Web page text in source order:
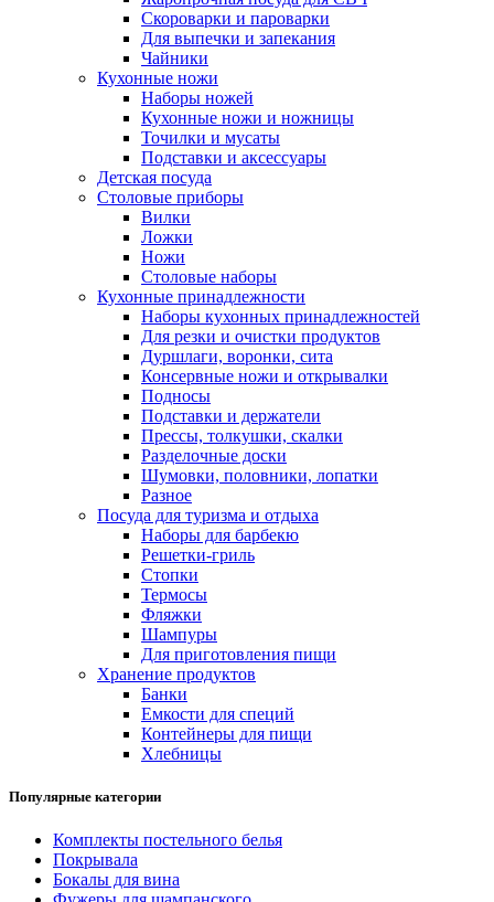
Скороварки и пароварки
Для выпечки и запекания
Чайники
Кухонные ножи
Наборы ножей
Кухонные ножи и ножницы
Точилки и мусаты
Подставки и аксессуары
Детская посуда
Столовые приборы
Вилки
Ложки
Ножи
Столовые наборы
Кухонные принадлежности
Наборы кухонных принадлежностей
Для резки и очистки продуктов
Дуршлаги, воронки, сита
Консервные ножи и открывалки
Подносы
Подставки и держатели
Прессы, толкушки, скалки
Разделочные доски
Шумовки, половники, лопатки
Разное
Посуда для туризма и отдыха
Наборы для барбекю
Решетки-гриль
Стопки
Термосы
Фляжки
Шампуры
Для приготовления пищи
Хранение продуктов
Банки
Емкости для специй
Контейнеры для пищи
Хлебницы
Популярные категории
Комплекты постельного белья
Покрывала
Бокалы для вина